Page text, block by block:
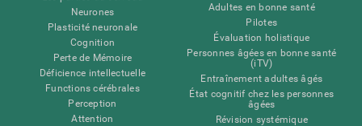
Neurones
Plasticité neuronale
Cognition
Perte de Mémoire
Déficience intellectuelle
Functions cérébrales
Perception
Attention
Adultes en bonne santé
Pilotes
Évaluation holistique
Personnes âgées en bonne santé
(iTV)
Entraînement adultes âgés
État cognitif chez les personnes
âgées
Révision systémique